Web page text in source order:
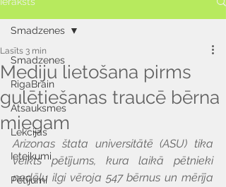
Smadzenes
RigaBrain
Atsauksmes
Lekcijas
Ieteikumi
Pētījumi
Smadzenes
Mediju lietošana pirms
gulētiešanas traucē bērna
miegam
Lasīts 3 min
Arizonas štata universitātē (ASU) tika
veikts pētījums, kura laikā pētnieki
nedēļu ilgi vēroja 547 bērnus un mērīja